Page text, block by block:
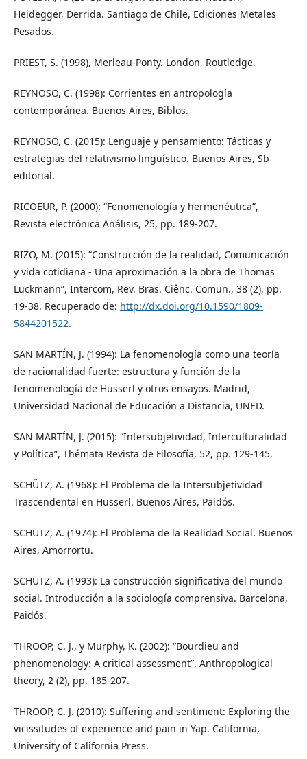
Heidegger, Derrida. Santiago de Chile, Ediciones Metales
Pesados.
PRIEST, S. (1998), Merleau-Ponty. London, Routledge.
REYNOSO, C. (1998): Corrientes en antropología
contemporánea. Buenos Aires, Biblos.
REYNOSO, C. (2015): Lenguaje y pensamiento: Tácticas y
estrategias del relativismo linguístico. Buenos Aires, Sb
editorial.
RICOEUR, P. (2000): “Fenomenología y hermenéutica”,
Revista electrónica Análisis, 25, pp. 189-207.
RIZO, M. (2015): “Construcción de la realidad, Comunicación
y vida cotidiana - Una aproximación a la obra de Thomas
Luckmann”, Intercom, Rev. Bras. Ciênc. Comun., 38 (2), pp.
19-38. Recuperado de: http://dx.doi.org/10.1590/1809-
5844201522.
SAN MARTÍN, J. (1994): La fenomenología como una teoría
de racionalidad fuerte: estructura y función de la
fenomenología de Husserl y otros ensayos. Madrid,
Universidad Nacional de Educación a Distancia, UNED.
SAN MARTÍN, J. (2015): “Intersubjetividad, Interculturalidad
y Política”, Thémata Revista de Filosofía, 52, pp. 129-145.
SCHÜTZ, A. (1968): El Problema de la Intersubjetividad
Trascendental en Husserl. Buenos Aires, Paidós.
SCHÜTZ, A. (1974): El Problema de la Realidad Social. Buenos
Aires, Amorrortu.
SCHÜTZ, A. (1993): La construcción significativa del mundo
social. Introducción a la sociología comprensiva. Barcelona,
Paidós.
THROOP, C. J., y Murphy, K. (2002): “Bourdieu and
phenomenology: A critical assessment”, Anthropological
theory, 2 (2), pp. 185-207.
THROOP, C. J. (2010): Suffering and sentiment: Exploring the
vicissitudes of experience and pain in Yap. California,
University of California Press.